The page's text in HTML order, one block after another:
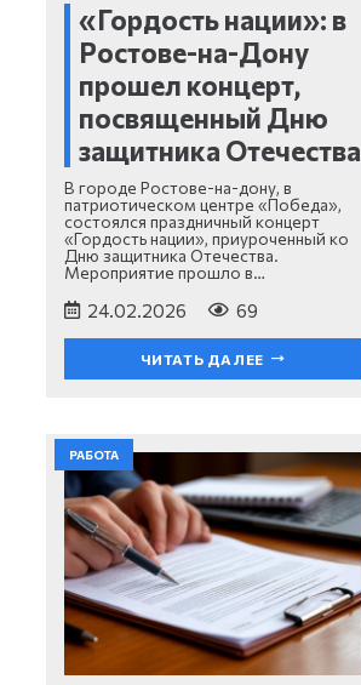
«Гордость нации»: в
Ростове-на-Дону
прошел концерт,
посвященный Дню
защитника Отечества
В городе Ростове-на-дону, в
патриотическом центре «Победа»,
состоялся праздничный концерт
«Гордость нации», приуроченный ко
Дню защитника Отечества.
Мероприятие прошло в…
24.02.2026 69
ЧИТАТЬ ДАЛЕЕ
РАБОТА